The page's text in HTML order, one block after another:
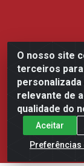
O nosso site
terceiros
relevante de
qualidade do
Aceitar
Preferências
Fortali
Tomaz